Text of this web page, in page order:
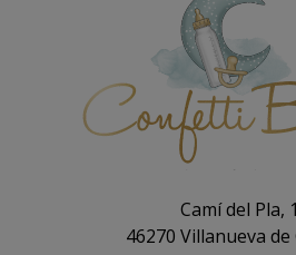
Camí del Pla,
46270 Villanueva